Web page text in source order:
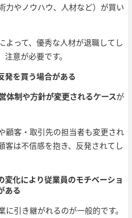
力やノウハウ、人材など）が買い
よって、優秀な人材が退職してし
意が必要です。
発を買う場合がある
体制や方針が変更されるケースが
顧客・取引先の担当者も変更され
客は不信感を抱き、反発されてし
変化により従業員のモチベーショ
ある
引き継がれるのが一般的です。